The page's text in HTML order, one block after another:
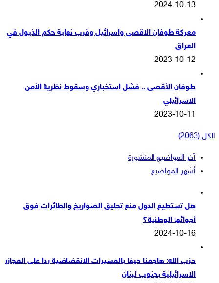
2024-10-13
معركة طوفان الاقصى واسرائيل وقرب نهاية حكم الذيول في
العراق
2023-10-12
طوفان الأقصى .. فشل استخباري وسقوط نظرية الأمن
الاسرائيلي
2023-10-11
الكل (2063)
آخر المواضيع المنشورة
أشهر المواضيع
هل تستطيع الدول منع تحليق الصواريخ والطائرات فوق
أجوائها الوطنية؟
2024-10-16
حزب الله: هاجمنا حيفا بالمسيرات الانقضاضية ردا على المجازر
الاسرائيلية بجنوب لبنان